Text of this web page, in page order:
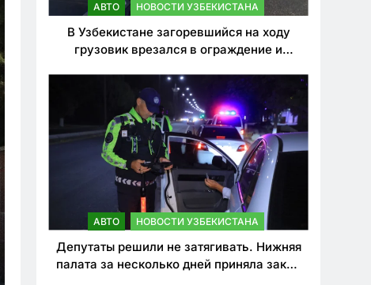
АВТО НОВОСТИ УЗБЕКИСТАНА
В Узбекистане загоревшийся на ходу
грузовик врезался в ограждение и
АВТО НОВОСТИ УЗБЕКИСТАНА
Депутаты решили не затягивать. Нижняя
палата за несколько дней приняла закон